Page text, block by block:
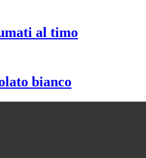
al timo
bianco